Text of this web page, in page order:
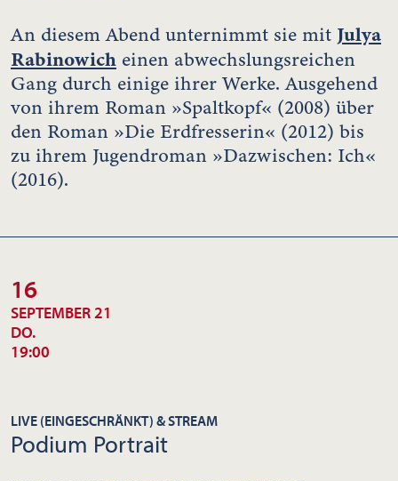
An diesem Abend unternimmt sie mit Julya
Rabinowich einen abwechslungsreichen
Gang durch einige ihrer Werke. Ausgehend
von ihrem Roman »Spaltkopf« (2008) über
den Roman »Die Erdfresserin« (2012) bis
zu ihrem Jugendroman »Dazwischen: Ich«
(2016).
16
SEPTEMBER 21
DO.
19:00
LIVE (EINGESCHRÄNKT) & STREAM
Podium Portrait